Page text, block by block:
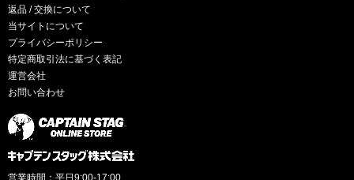
返品 / 交換について
当サイトについて
プライバシーポリシー
特定商取引法に基づく表記
運営会社
お問い合わせ